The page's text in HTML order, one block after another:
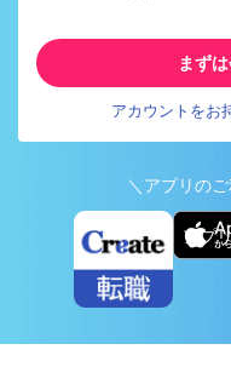
まず
アカウントをお
＼アプリの
アプ